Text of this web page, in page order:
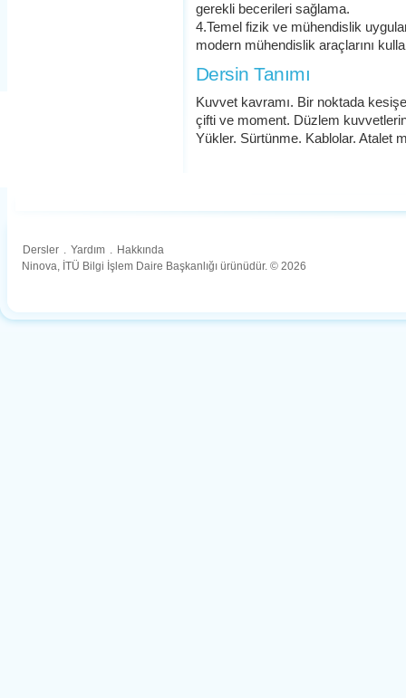
gerekli becerileri sağlama.
4.Temel fizik ve mühendislik
modern mühendislik araçlarını
Dersin Tanımı
Kuvvet kavramı. Bir noktada
çifti ve moment. Düzlem
Yükler. Sürtünme. Kablolar. Atalet
Dersler . Yardım . Hakkında
Ninova, İTÜ Bilgi İşlem Daire Başkanlığı ürünüdür. © 2026